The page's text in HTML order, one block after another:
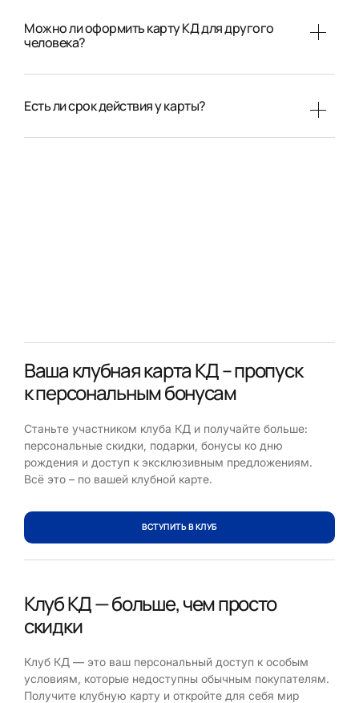
Можно ли оформить карту КД для другого
человека?
Есть ли срок действия у карты?
Ваша клубная карта КД – пропуск
к персональным бонусам
Станьте участником клуба КД и получайте больше:
персональные скидки, подарки, бонусы ко дню
рождения и доступ к эксклюзивным предложениям.
Всё это – по вашей клубной карте.
ВСТУПИТЬ В КЛУБ
Клуб КД — больше, чем просто
скидки
Клуб КД — это ваш персональный доступ к особым
условиям, которые недоступны обычным покупателям.
Получите клубную карту и откройте для себя мир